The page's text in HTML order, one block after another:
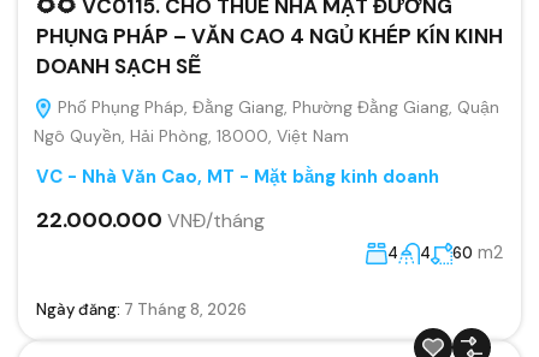
🌻🌻 VC0115. CHO THUÊ NHÀ MẶT ĐƯỜNG
PHỤNG PHÁP – VĂN CAO 4 NGỦ KHÉP KÍN KINH
DOANH SẠCH SẼ
Phố Phụng Pháp, Đằng Giang, Phường Đằng Giang, Quận
Ngô Quyền, Hải Phòng, 18000, Việt Nam
VC - Nhà Văn Cao, MT - Mặt bằng kinh doanh
22.000.000 VNĐ/tháng
4 4 60 m2
Ngày đăng: 7 Tháng 8, 2026